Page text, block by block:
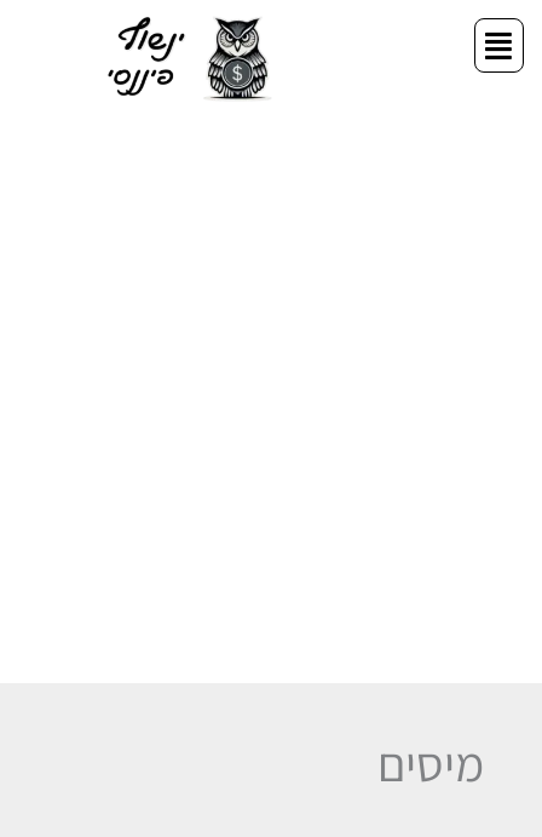
דילוג
לתוכןתפריט
מיסים